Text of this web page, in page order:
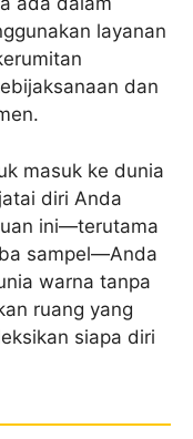
layanan
dan
masuk ke dunia
diri Anda
ini—terutama
sampel—Anda
warna tanpa
ruang yang
siapa diri